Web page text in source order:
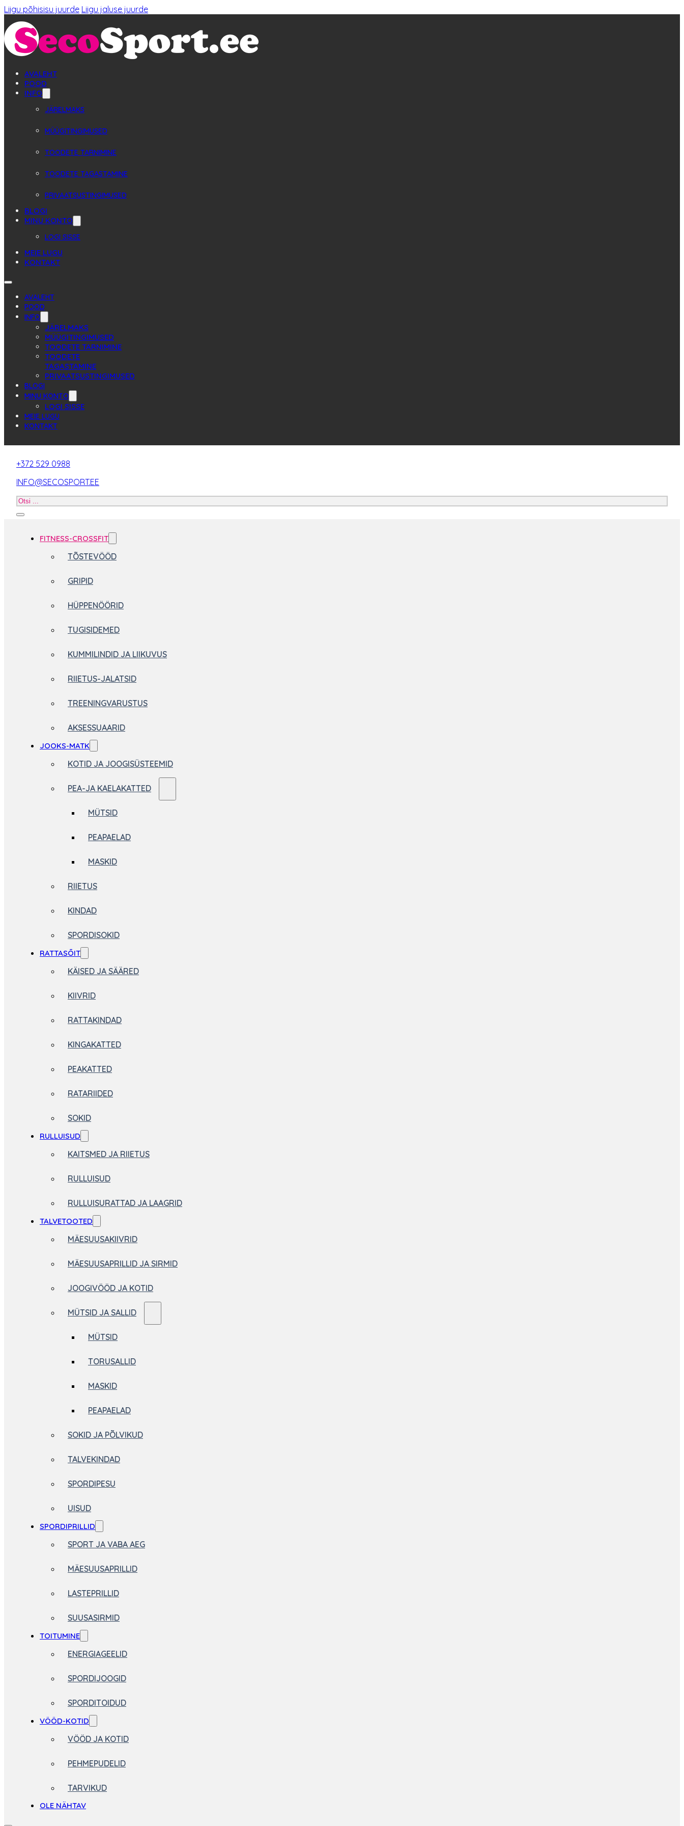
Liigu põhisisu juurde Liigu jaluse juurde
AVALEHT
POOD
INFO
JÄRELMAKS
MÜÜGITINGIMUSED
TOODETE TARNIMINE
TOODETE TAGASTAMINE
PRIVAATSUSTINGIMUSED
BLOGI
MINU KONTO
LOGI SISSE
MEIE LUGU
KONTAKT
AVALEHT
POOD
INFO
JÄRELMAKS
MÜÜGITINGIMUSED
TOODETE TARNIMINE
TOODETE
TAGASTAMINE
PRIVAATSUSTINGIMUSED
BLOGI
MINU KONTO
LOGI SISSE
MEIE LUGU
KONTAKT
+372 529 0988
INFO@SECOSPORT.EE
Otsi
FITNESS-CROSSFIT
TÕSTEVÖÖD
GRIPID
HÜPPENÖÖRID
TUGISIDEMED
KUMMILINDID JA LIIKUVUS
RIIETUS-JALATSID
TREENINGVARUSTUS
AKSESSUAARID
JOOKS-MATK
KOTID JA JOOGISÜSTEEMID
PEA-JA KAELAKATTED
MÜTSID
PEAPAELAD
MASKID
RIIETUS
KINDAD
SPORDISOKID
RATTASÕIT
KÄISED JA SÄÄRED
KIIVRID
RATTAKINDAD
KINGAKATTED
PEAKATTED
RATARIIDED
SOKID
RULLUISUD
KAITSMED JA RIIETUS
RULLUISUD
RULLUISURATTAD JA LAAGRID
TALVETOOTED
MÄESUUSAKIIVRID
MÄESUUSAPRILLID JA SIRMID
JOOGIVÖÖD JA KOTID
MÜTSID JA SALLID
MÜTSID
TORUSALLID
MASKID
PEAPAELAD
SOKID JA PÕLVIKUD
TALVEKINDAD
SPORDIPESU
UISUD
SPORDIPRILLID
SPORT JA VABA AEG
MÄESUUSAPRILLID
LASTEPRILLID
SUUSASIRMID
TOITUMINE
ENERGIAGEELID
SPORDIJOOGID
SPORDITOIDUD
VÖÖD-KOTID
VÖÖD JA KOTID
PEHMEPUDELID
TARVIKUD
OLE NÄHTAV